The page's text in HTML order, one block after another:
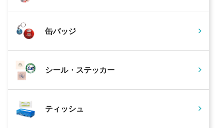
缶バッジ
シール・ステッカー
ティッシュ